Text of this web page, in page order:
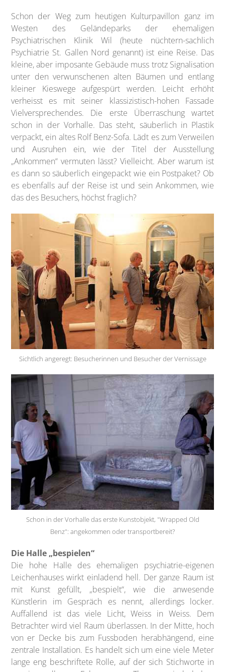
Schon der Weg zum heutigen Kulturpavillon ganz im
Westen des Geländeparks der ehemaligen
Psychiatrischen Klinik Wil (heute nüchtern-sachlich
Psychiatrie St. Gallen Nord genannt) ist eine Reise. Das
kleine, aber imposante Gebäude muss trotz Signalisation
unter den verwunschenen alten Bäumen und entlang
kleiner Kieswege aufgespürt werden. Leicht erhöht
verheisst es mit seiner klassizistisch-hohen Fassade
Vielversprechendes. Die erste Überraschung wartet
schon in der Vorhalle. Das steht, säuberlich in Plastik
verpackt, ein altes Rolf Benz-Sofa. Lädt es zum Verweilen
und Ausruhen ein, wie der Titel der Ausstellung
„Ankommen“ vermuten lässt? Vielleicht. Aber warum ist
es dann so säuberlich eingepackt wie ein Postpaket? Ob
es ebenfalls auf der Reise ist und sein Ankommen, wie
das des Besuchers, höchst fraglich?
Sichtlich angeregt: Besucherinnen und Besucher der Vernissage
Schon in der Vorhalle das erste Kunstobjekt, "Wrapped Old
Benz": angekommen oder transportbereit?
Die Halle „bespielen“
Die hohe Halle des ehemaligen psychiatrie-eigenen
Leichenhauses wirkt einladend hell. Der ganze Raum ist
mit Kunst gefüllt, „bespielt“, wie die anwesende
Künstlerin im Gespräch es nennt, allerdings locker.
Auffallend ist das viele Licht, Weiss in Weiss. Dem
Betrachter wird viel Raum überlassen. In der Mitte, hoch
von er Decke bis zum Fussboden herabhängend, eine
zentrale Installation. Es handelt sich um eine viele Meter
lange eng beschriftete Rolle, auf der sich Stichworte in